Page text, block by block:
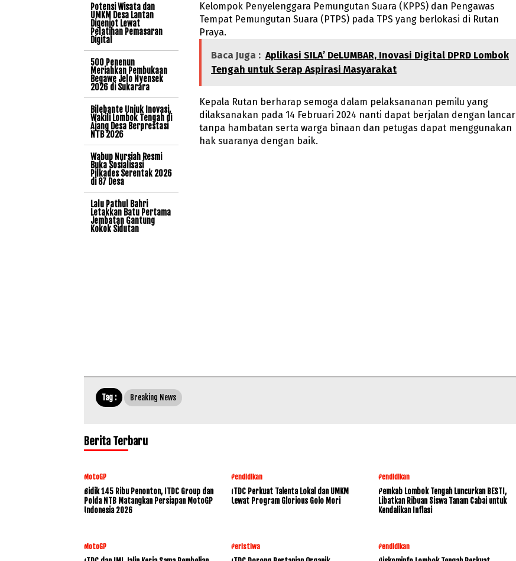
Kelompok Penyelenggara Pemungutan Suara (KPPS) dan Pengawas
Tempat Pemungutan Suara (PTPS) pada TPS yang berlokasi di Rutan
Praya.
Baca Juga : Aplikasi SILA’ DeLUMBAR, Inovasi Digital DPRD Lombok
Tengah untuk Serap Aspirasi Masyarakat
Kepala Rutan berharap semoga dalam pelaksananan pemilu yang
dilaksanakan pada 14 Februari 2024 nanti dapat berjalan dengan lancar
tanpa hambatan serta warga binaan dan petugas dapat menggunakan
hak suaranya dengan baik.
Potensi Wisata dan
UMKM Desa Lantan
Digenjot Lewat
Pelatihan Pemasaran
Digital
500 Penenun
Meriahkan Pembukaan
Begawe Jelo Nyensek
2026 di Sukarara
Bilebante Unjuk Inovasi,
Wakili Lombok Tengah di
Ajang Desa Berprestasi
NTB 2026
Wabup Nursiah Resmi
Buka Sosialisasi
Pilkades Serentak 2026
di 87 Desa
Lalu Pathul Bahri
Letakkan Batu Pertama
Jembatan Gantung
Kokok Sidutan
Tag : Breaking News
Berita Terbaru
MotoGP
Bidik 145 Ribu Penonton, ITDC Group dan
Polda NTB Matangkan Persiapan MotoGP
Indonesia 2026
Pendidikan
ITDC Perkuat Talenta Lokal dan UMKM
Lewat Program Glorious Golo Mori
Pendidikan
Pemkab Lombok Tengah Luncurkan BESTI,
Libatkan Ribuan Siswa Tanam Cabai untuk
Kendalikan Inflasi
MotoGP Peristiwa Pendidikan